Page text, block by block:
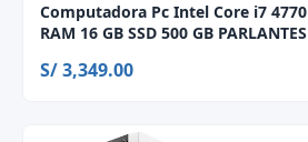
Computadora Pc Intel Core i7 4770 Monitor 24 fhd'
RAM 16 GB SSD 500 GB PARLANTES
S/ 3,349.00